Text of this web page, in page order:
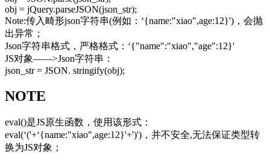
obj = jQuery.parseJSON(json_str);
Note:传入畸形json字符串(例如：‘{name:"xiao",age:12}')，会抛
出异常；
Json字符串格式，严格格式：‘{"name":"xiao","age":12}'
JS对象——>Json字符串：
json_str = JSON. stringify(obj);
NOTE
eval()是JS原生函数，使用该形式：
eval(‘('+‘{name:"xiao",age:12}'+')')，并不安全,无法保证类型转
换为JS对象；